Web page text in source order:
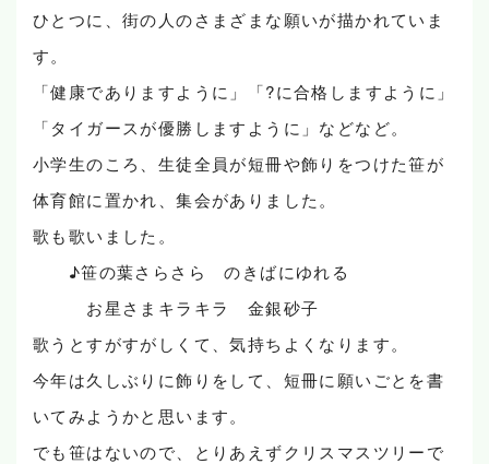
ひとつに、街の人のさまざまな願いが描かれていま
す。
「健康でありますように」「?に合格しますように」
「タイガースが優勝しますように」などなど。
小学生のころ、生徒全員が短冊や飾りをつけた笹が
体育館に置かれ、集会がありました。
歌も歌いました。
♪笹の葉さらさら のきばにゆれる
お星さまキラキラ 金銀砂子
歌うとすがすがしくて、気持ちよくなります。
今年は久しぶりに飾りをして、短冊に願いごとを書
いてみようかと思います。
でも笹はないので、とりあえずクリスマスツリーで